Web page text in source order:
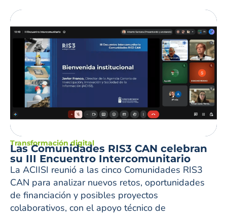
Transformación digital
Las Comunidades RIS3 CAN celebran
su III Encuentro Intercomunitario
La ACIISI reunió a las cinco Comunidades RIS3
CAN para analizar nuevos retos, oportunidades
de financiación y posibles proyectos
colaborativos, con el apoyo técnico de